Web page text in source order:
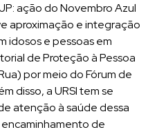
ação do Novembro Azul
aproximação e integração
idosos e pessoas em
de Proteção à Pessoa
por meio do Fórum de
disso, a URSI tem se
atenção à saúde dessa
de